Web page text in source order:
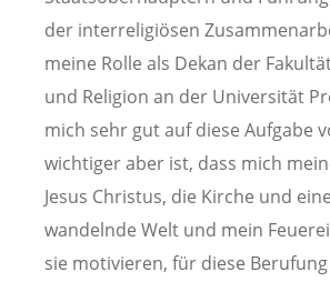
der interreligiösen
meine Rolle als Dekan der
und Religion an der Universität
mich sehr gut auf diese Aufgabe
wichtiger aber ist, dass mich
Jesus Christus, die Kirche und
wandelnde Welt und mein
sie motivieren, für diese Berufung